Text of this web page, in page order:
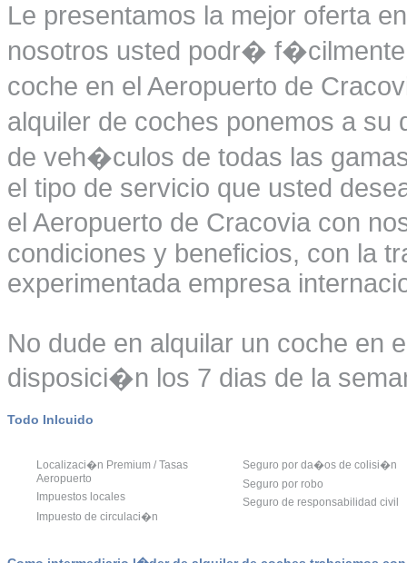
Le presentamos la mejor oferta
nosotros usted podr�
coche en el Aeropuerto de
alquiler de coches ponemos a
de veh�culos de todas las
el tipo de servicio que usted
el Aeropuerto de Cracovia con
condiciones y beneficios, con la
experimentada empresa
No dude en alquilar un coche en
disposici�n los 7 dias de la
Todo Inlcuido
Localizaci�n Premium / Tasas
Aeropuerto
Impuestos locales
Impuesto de circulaci�n
Seguro por da�os de colisi�n
Seguro por robo
Seguro de responsabilidad civil